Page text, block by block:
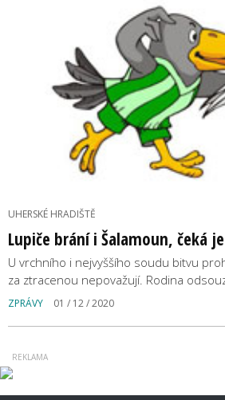
UHERSKÉ HRADIŠTĚ
Lupiče brání i Šalamoun, čeká
U vrchního i nejvyššího soudu bitvu
za ztracenou nepovažují. Rodina
ZPRÁVY 01 / 12 / 2020